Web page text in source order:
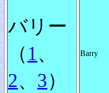
バリー
（ 1、
2、 3）
Barry